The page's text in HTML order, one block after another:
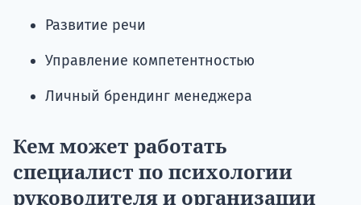
Развитие речи
Управление компетентностью
Личный брендинг менеджера
Кем может работать
специалист по психологии
руководителя и организации